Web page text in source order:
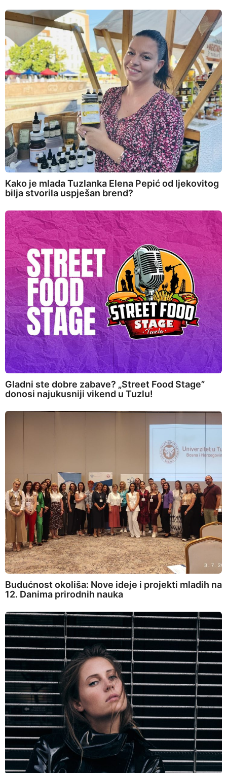
Kako je mlada Tuzlanka Elena Pepić od ljekovitog
bilja stvorila uspješan brend?
Gladni ste dobre zabave? „Street Food Stage”
donosi najukusniji vikend u Tuzlu!
Budućnost okoliša: Nove ideje i projekti mladih na
12. Danima prirodnih nauka